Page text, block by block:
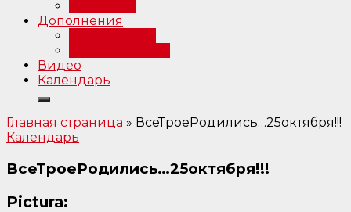
Дополнения
Видео
Календарь
Главная страница » ВсеТроеРодились…25октября!!!
Календарь
ВсеТроеРодились…25октября!!!
Pictura: